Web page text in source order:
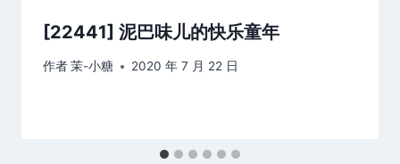
[22441] 泥巴味儿的快乐童年
作者茉-小糖 2020 年 7 月 22 日